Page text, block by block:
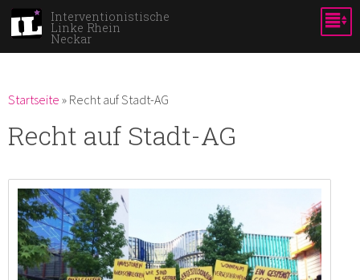
Direkt
Inhalt
Interventionistische
Linke Rhein
Neckar
Du bist hier
Startseite » Recht auf Stadt-AG
Recht auf Stadt-AG